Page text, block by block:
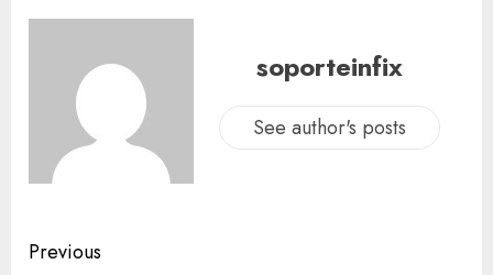
soporteinfix
See author's posts
Previous